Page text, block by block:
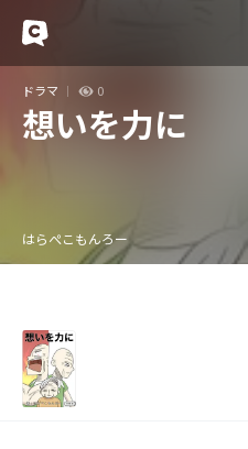
ドラマ 0
想いを力に
はらぺこもんろー